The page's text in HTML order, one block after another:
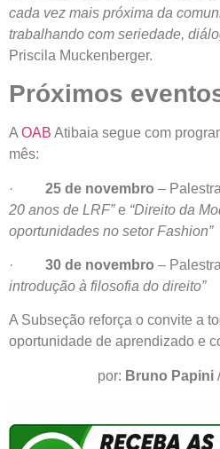
cada vez mais próxima da
trabalhando com seriedade,
Priscila Muckenberger.
Próximos
A OAB Atibaia segue com
mês:
· 25 de novembro – Palestra
20 anos de LRF”e “Direito da
oportunidades no setor Fashion”
· 30 de novembro – Palestra
introdução à filosofia do direito”
A Subseção reforça o convite a
oportunidade de aprendizado e
por: Bruno Papini